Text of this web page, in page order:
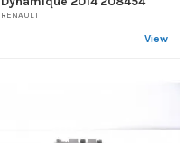
RENAULT
View